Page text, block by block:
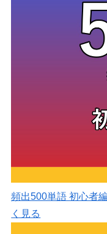
頻出500単語 初心者
く見る